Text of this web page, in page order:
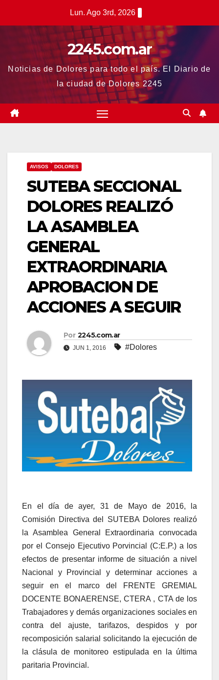
Lun. Ago 3rd, 2026
2245.com.ar
Noticias de Dolores para todo el país. El Diario de
la ciudad de Dolores 2245
AVISOS DOLORES
SUTEBA SECCIONAL
DOLORES REALIZÓ
LA ASAMBLEA
GENERAL
EXTRAORDINARIA
APROBACION DE
ACCIONES A SEGUIR
Por 2245.com.ar
JUN 1, 2016 #Dolores
En el día de ayer, 31 de Mayo de 2016, la
Comisión Directiva del SUTEBA Dolores realizó
la Asamblea General Extraordinaria convocada
por el Consejo Ejecutivo Porvincial (C:E.P.) a los
efectos de presentar informe de situación a nivel
Nacional y Provincial y determinar acciones a
seguir en el marco del FRENTE GREMIAL
DOCENTE BONAERENSE, CTERA , CTA de los
Trabajadores y demás organizaciones sociales en
contra del ajuste, tarifazos, despidos y por
recomposición salarial solicitando la ejecución de
la clásula de monitoreo estipulada en la última
paritaria Provincial.